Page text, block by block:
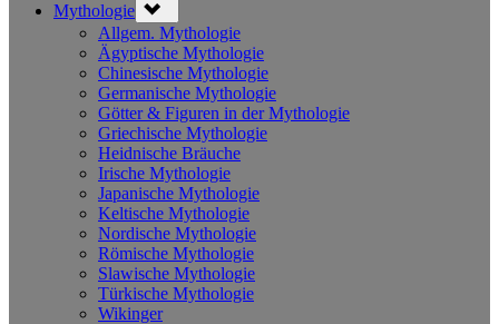
Mythologie sub-
menu
Allgem. Mythologie
Ägyptische Mythologie
Chinesische Mythologie
Germanische Mythologie
Götter & Figuren in der Mythologie
Griechische Mythologie
Heidnische Bräuche
Irische Mythologie
Japanische Mythologie
Keltische Mythologie
Nordische Mythologie
Römische Mythologie
Slawische Mythologie
Türkische Mythologie
Wikinger